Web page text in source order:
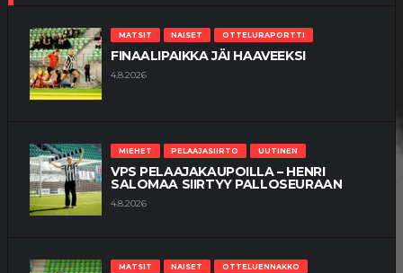
MATSIT NAISET OTTELURAPORTTI
FINAALIPAIKKA JÄI HAAVEEKSI
4.8.2026
MIEHET PELAAJASIIRTO UUTINEN
VPS PELAAJAKAUPOILLA – HENRI
SALOMAA SIIRTYY PALLOSEURAAN
4.8.2026
MATSIT NAISET OTTELUENNAKKO